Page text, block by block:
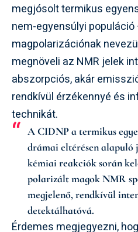
megjósolt termikus
nem-egyensúlyi
magpolarizációnak
megnöveli az NMR jelek
abszorpciós, akár
rendkívül érzékennyé és
technikát.
A CIDNP a termikus
drámai eltérésen alapuló
kémiai reakciók során
polarizált magok NMR
megjelenő, rendkívül
detektálhatóvá.
Érdemes megjegyezni,